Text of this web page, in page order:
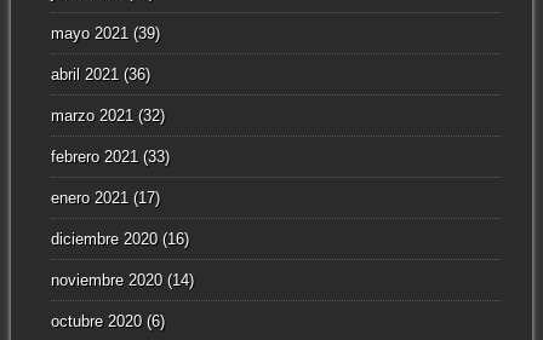
mayo 2021 (39)
abril 2021 (36)
marzo 2021 (32)
febrero 2021 (33)
enero 2021 (17)
diciembre 2020(16)
noviembre 2020(14)
octubre 2020(6)